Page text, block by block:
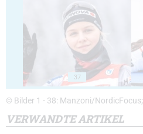
37
© Bilder 1 - 38: Manzoni/NordicFocus;
VERWANDTE ARTIKEL